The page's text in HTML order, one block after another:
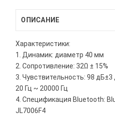
ОПИСАНИЕ
Характеристики:
1. Динамик: диаметр 40 мм
2. Сопротивление: 32Ω ± 15%
3. Чувствительность: 98
20 Гц ~ 20000 Гц
4. Спецификация Bluetooth:
JL7006F4